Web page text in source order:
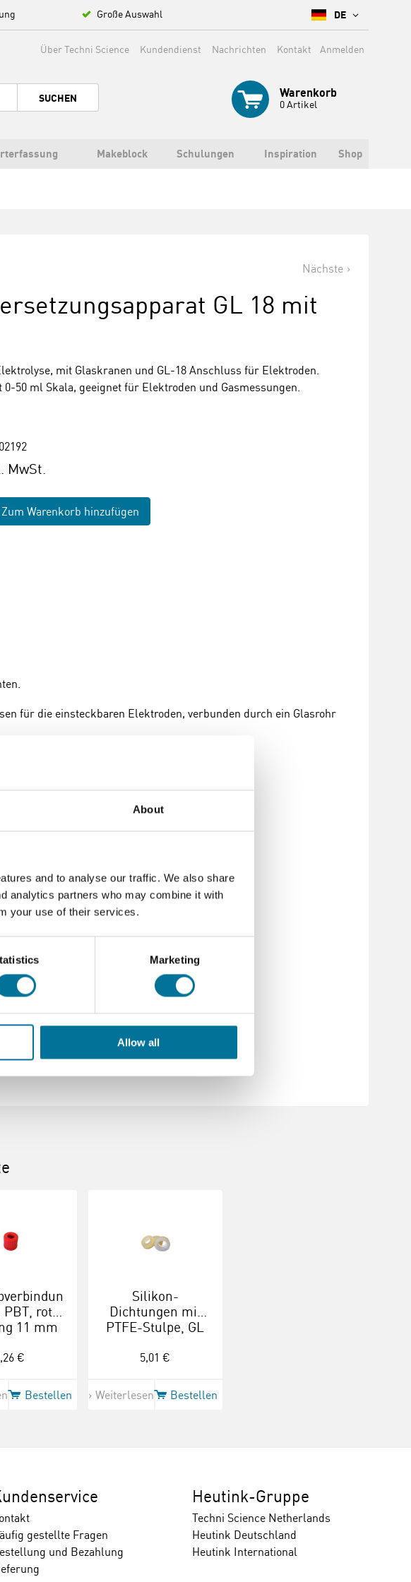
About
and to analyse our traffic. We also share
analytics partners who may combine it with
your use of their services.
Marketing
Allow all
Große Auswahl DE
Anmelden
Über Techni Science Kundendienst Nachrichten Kontakt
Warenkorb
0Artikel
SUCHEN
Makeblock Schulungen Inspiration Shop
Nächste
GL 18 mit
mit Glaskranen und GL-18 Anschluss für Elektroden.
0-50 ml Skala, geeignet für Elektroden und Gasmessungen.
MwSt.
Zum Warenkorb hinzufügen
für die einsteckbaren Elektroden, verbunden durch ein Glasrohr
Downloads
hofmann toestel handleiding.pdf
PBT, rot,
11 mm
€
Bestellen
Silikon-
Dichtungen mit
PTFE-Stulpe, GL
5,01 €
Weiterlesen Bestellen
gestellte Fragen
und Bezahlung
Heutink-Gruppe
Techni Science Netherlands
Heutink Deutschland
Heutink International